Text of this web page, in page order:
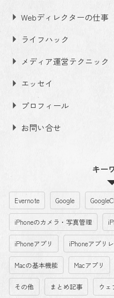
Webディレクターの仕事
ライフハック
メディア運営テクニック
エッセイ
プロフィール
お問い合せ
キー
Evernote Google
iPhoneのカメラ・写真管理
iPhoneアプリ iPhoneアプリ
Macの基本機能 Macアプリ
その他 まとめ記事 ウェ